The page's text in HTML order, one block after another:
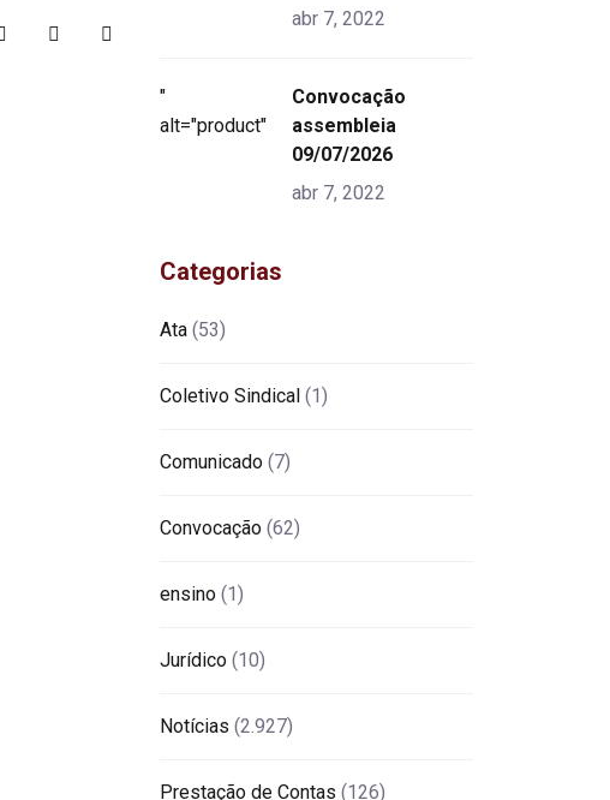
abr 7, 2022
"
alt="product">
Convocação
assembleia
09/07/2026
abr 7, 2022
Categorias
Ata (53)
Coletivo Sindical (1)
Comunicado (7)
Convocação (62)
ensino (1)
Jurídico (10)
Notícias (2.927)
Prestação de Contas (126)